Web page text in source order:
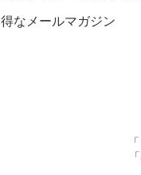
得なメールマガジン